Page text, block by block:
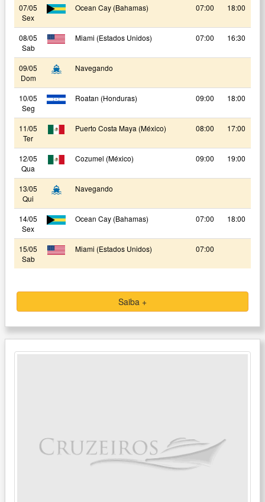
07/05
Sex
Ocean Cay (Bahamas) 07:00 18:00
08/05
Sab
Miami (Estados Unidos) 07:00 16:30
09/05
Dom
Navegando
10/05
Seg
Roatan (Honduras) 09:00 18:00
11/05
Ter
Puerto Costa Maya (México) 08:00 17:00
12/05
Qua
Cozumel (México) 09:00 19:00
13/05
Qui
Navegando
14/05
Sex
Ocean Cay (Bahamas) 07:00 18:00
15/05
Sab
Miami (Estados Unidos) 07:00
Saiba +